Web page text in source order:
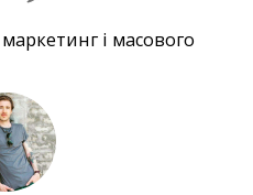
і масового